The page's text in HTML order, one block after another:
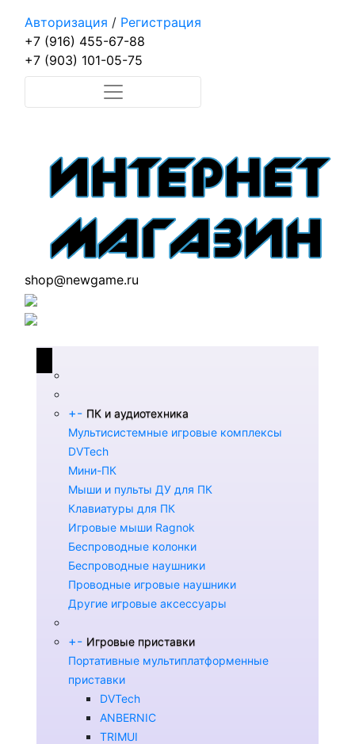
Авторизация / Регистрация
+7 (916) 455-67-88
+7 (903) 101-05-75
shop@newgame.ru
+- ПК и аудиотехника
Мультисистемные игровые комплексы
DVTech
Мини-ПК
Мыши и пульты ДУ для ПК
Клавиатуры для ПК
Игровые мыши Ragnok
Беспроводные колонки
Беспроводные наушники
Проводные игровые наушники
Другие игровые аксессуары
+- Игровые приставки
Портативные мультиплатформенные
приставки
DVTech
ANBERNIC
TRIMUI